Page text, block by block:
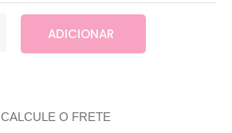
ADICIONAR
CALCULE O FRETE